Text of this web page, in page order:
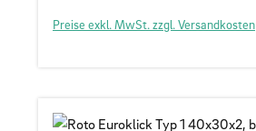
Preise exkl. MwSt. zzgl. Versandkosten